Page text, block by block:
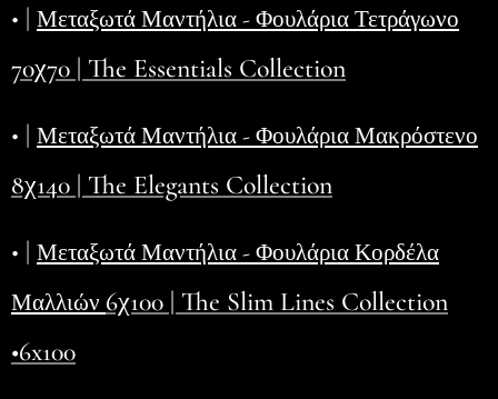
• | Μεταξωτά Μαντήλια - Φουλάρια Τετράγωνο
70χ70 | The Essentials Collection
• | Μεταξωτά Μαντήλια - Φουλάρια Μακρόστενο
8χ140 | The Elegants Collection
• | Μεταξωτά Μαντήλια - Φουλάρια Κορδέλα
Μαλλιών 6χ100 | The Slim Lines Collection
•6x100